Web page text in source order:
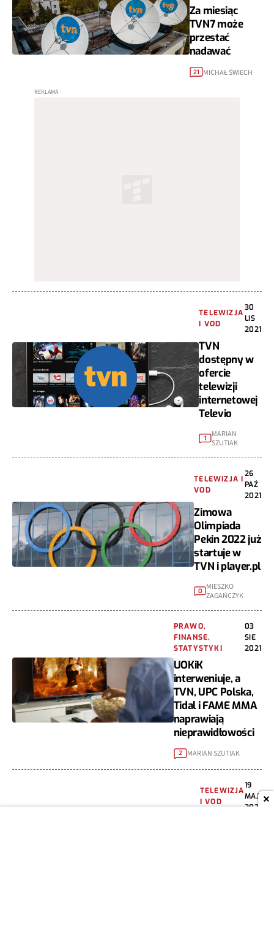
Za miesiąc
TVN7 może
przestać
nadawać
21 MICHAŁ ŚWIECH
TELEWIZJA
I VOD
30
LIS
2021
TVN
dostępny w
ofercie
telewizji
internetowej
Televio
1
MARIAN
SZUTIAK
TELEWIZJA I
VOD
26
PAŹ
2021
Zimowa
Olimpiada
Pekin 2022 już
startuje w
TVN i player.pl
0
MIESZKO
ZAGAŃCZYK
PRAWO,
FINANSE,
STATYSTYKI
03
SIE
2021
UOKiK
interweniuje, a
TVN, UPC Polska,
Tidal i FAME MMA
naprawiają
nieprawidłowości
2 MARIAN SZUTIAK
TELEWIZJA
I VOD
19
MAJ
2021